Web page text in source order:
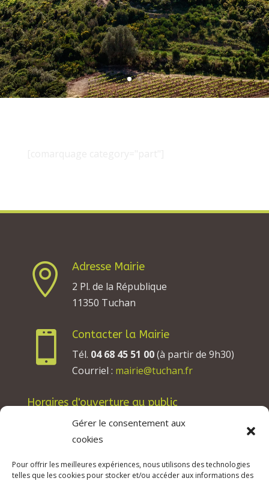
Gérer le consentement aux
cookies
Pour offrir les meilleures expériences, nous utilisons des technologies
telles que les cookies pour stocker et/ou accéder aux informations des

Adresse Mairie
2 Pl. de la République
11350 Tuchan

Contacter la Mairie
Tél. 04 68 45 51 00(à partir de 9h30)
Courriel : mairie@tuchan.fr
Horaires d'ouverture au public
Les lundis, mardis et jeudis : de 8h à 12h et de
13h30 à 17h30.
Les vendredis : de 8h à 12h.